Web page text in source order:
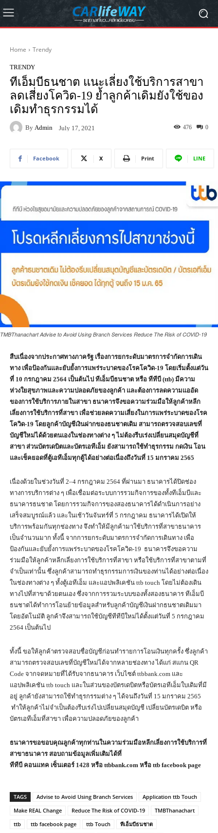
Home Trendy
TRENDY
ทีเอ็มบีธนชาต แนะเลี่ยงใช้บริการสาขา
ลดเสี่ยงโควิด-19 ย้ำลูกค้าเดิมยังใช้ของ
เดิมทำธุรกรรมได้
By Admin July 17, 2021 0
476
Facebook X Print LINE
TMBThanachart Advise to Avoid Using Branch Services Reduce The Risk of COVID-19
สืบเนื่องจากประกาศทางภาครัฐ เรื่องการยกระดับมาตรการจำกัดการเดิน
ทาง เพื่อป้องกันและยับยั้งการแพร่ระบาดของโรคโควิด-19 โดยเริ่มตั้งแต่วัน
ที่ 10 กรกฎาคม 2564 เป็นต้นไป ทีเอ็มบีธนชาต หรือ ทีทีบี (ttb) มีความ
ห่วงใยสุขภาพและความปลอดภัยของลูกค้า และต้องการลดความแออัด
ของการใช้บริการภายในสาขา ธนาคารจึงขอความร่วมมือให้ลูกค้าหลีก
เลี่ยงการใช้บริการที่สาขา เพื่อช่วยลดความเสี่ยงในการแพร่ระบาดของโรค
โควิด-19 โดยลูกค้าบัญชีเงินฝากของธนชาตเดิม สามารถตรวจสอบเลขที่
บัญชีใหม่ได้ด้วยตนเองในช่องทางต่าง ๆ ไม่ต้องรีบเร่งเปลี่ยนสมุดบัญชีที่
สาขา ส่วนบัตรเดบิตและบัตรเอทีเอ็ม ยังสามารถใช้ทำธุรกรรม กดเงิน โอน
และเช็คยอดที่ตู้เอทีเอ็มทุกตู้ได้อย่างต่อเนื่องถึงวันที่ 15 มกราคม 2565
เนื่องด้วยในช่วงวันที่ 2–4 กรกฎาคม 2564 ที่ผ่านมา ธนาคารได้ปิดช่อง
ทางการบริการต่าง ๆ เพื่อเชื่อมต่อระบบการรวมกิจการของทั้งทีเอ็มบีและ
ธนาคารธนชาต โดยการรวมกิจการของสองธนาคารได้ดำเนินการอย่าง
เสร็จสมบูรณ์แล้ว และในเช้าวันจันทร์ที่ 5 กรกฎาคม ธนาคารได้เปิดให้
บริการพร้อมกันทุกช่องทาง จึงทำให้มีลูกค้ามาใช้บริการที่สาขาธนาคาร
เป็นจำนวนมาก ทั้งนี้ จากการยกระดับมาตรการจำกัดการเดินทาง เพื่อ
ป้องกันและยับยั้งการแพร่ระบาดของโรคโควิด-19 ธนาคารจึงขอความ
ร่วมมือให้ลูกค้าหลีกเลี่ยงการใช้บริการที่สาขา หรือใช้บริการที่สาขาตามที่
จำเป็นเท่านั้น ซึ่งลูกค้าสามารถทำธุรกรรมการเงินของท่านได้อย่างต่อเนื่อง
ในช่องทางต่าง ๆ ทั้งตู้เอทีเอ็ม และแอปพลิเคชัน ttb touch โดยไม่ต้องเดิน
ทางไปที่สาขาด้วยตนเอง ซึ่งจากการรวมระบบของทั้งสองธนาคาร ทีเอ็มบี
ธนชาตได้ทำการโอนย้ายข้อมูลสำหรับลูกค้าบัญชีเงินฝากธนชาตเดิมมา
โดยอัตโนมัติ ลูกค้าจึงสามารถใช้บัญชีทีทีบีใหม่ได้ตั้งแต่วันที่ 5 กรกฎาคม
2564 เป็นต้นไป
ทั้งนี้ ขอให้ลูกค้าตรวจสอบชื่อบัญชีก่อนทำรายการโอนเงินทุกครั้ง ซึ่งลูกค้า
สามารถตรวจสอบเลขที่บัญชีใหม่ได้จากหลายช่องทาง ได้แก่ สแกน QR
Code จากจดหมายที่ได้รับจากธนาคาร เว็บไซต์ ttbbank.com และ
แอปพลิเคชัน ttb touch และในส่วนของบัตรเดบิตหรือบัตรเอทีเอ็มใบเดิมที่มี
อยู่ ลูกค้ายังสามารถใช้ทำธุรกรรมต่าง ๆ ได้จนถึงวันที่ 15 มกราคม 2565
ทำให้ลูกค้าไม่จำเป็นต้องรีบเร่งไปเปลี่ยนสมุดบัญชี เปลี่ยนบัตรเดบิต หรือ
บัตรเอทีเอ็มที่สาขา เพื่อความปลอดภัยของลูกค้า
ธนาคารขอขอบคุณลูกค้าทุกท่านในความร่วมมือหลีกเลี่ยงการใช้บริการที่
สาขาธนาคาร สอบถามข้อมูลเพิ่มเติมได้ที่
ทีทีบี คอนแทค เซ็นเตอร์ 1428 หรือ ttbbank.com หรือ ttb facebook page
TAGS Advise to Avoid Using Branch Services
Application ttb Touch
Make REAL Change
Reduce The Risk of COVID-19
TMBThanachart
ttb
ttb facebook page ttb Touch
ทีเอ็มบีธนชาต